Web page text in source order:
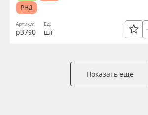
Артикул
р3790
Ед.
шт
РНД
Показать еще